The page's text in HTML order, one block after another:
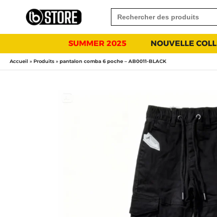
contenu
SUMMER 2025 NOUVELLE
Accueil » Produits » pantalon comba 6 poche – AB0011-BLACK